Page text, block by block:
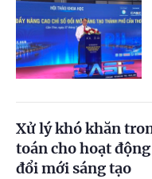
Xử lý khó khăn
toán cho hoạt
đổi mới sáng tạo